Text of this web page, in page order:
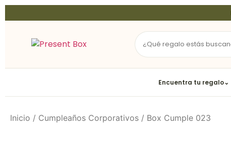
Encuentra tu regalo⌄
Inicio / Cumpleaños Corporativos / Box Cumple 023